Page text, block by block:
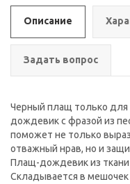
Описание
Задать вопрос
Черный плащ только для
дождевик с фразой из
поможет не только
отважный нрав, но и
Плащ-дождевик из
Складывается в